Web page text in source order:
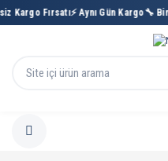
Kargo Fırsatı⚡ Aynı Gün Kargo🔧